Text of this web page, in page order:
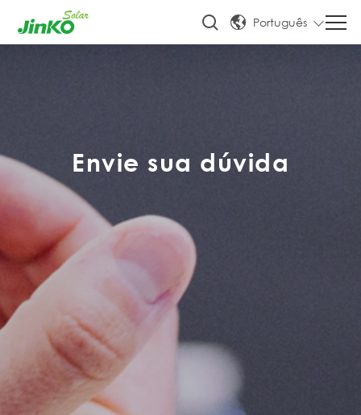
Português
Envie sua dúvida